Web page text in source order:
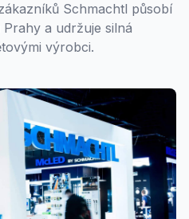
Schmachtl působí
a udržuje silná
výrobci.